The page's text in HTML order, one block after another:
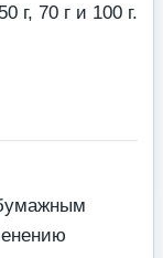
г, 70 г и 100 г.